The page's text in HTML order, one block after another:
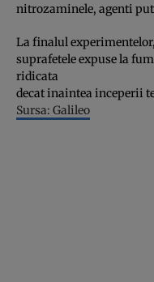
nitrozaminele, agenti
La finalul
suprafetele expuse la
ridicata
decat inaintea inceperii
Sursa: Galileo